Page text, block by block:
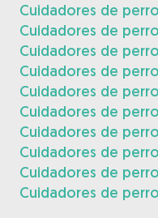
Cuidadores de
Cuidadores de
Cuidadores de
Cuidadores de
Cuidadores de
Cuidadores de
Cuidadores de
Cuidadores de
Cuidadores de
Cuidadores de